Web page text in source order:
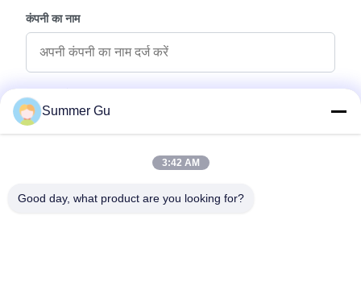
कंपनी का नाम
पूछताछ संदेश
Summer Gu
3:42 AM
Good day, what product are you looking for?